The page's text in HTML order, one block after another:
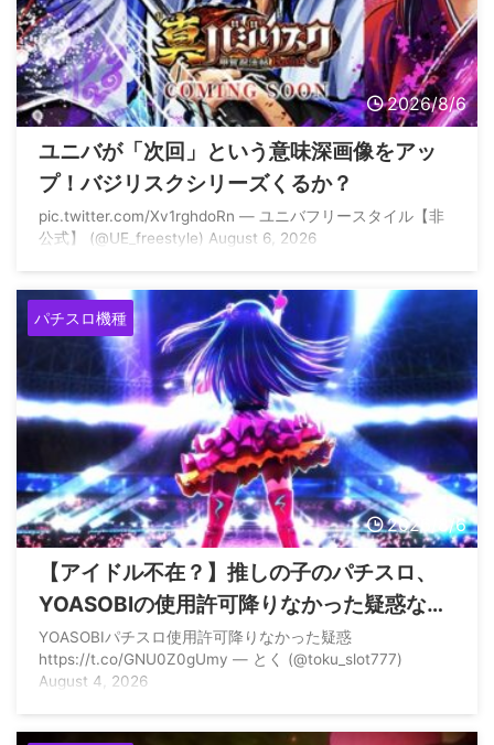
2026/8/6
ユニバが「次回」という意味深画像をアッ
プ！バジリスクシリーズくるか？
pic.twitter.com/Xv1rghdoRn — ユニバフリースタイル【非
公式】 (@UE_freestyle) August 6, 2026
パチスロ機種
2026/8/6
【アイドル不在？】推しの子のパチスロ、
YOASOBIの使用許可降りなかった疑惑ない
か？
YOASOBIパチスロ使用許可降りなかった疑惑
https://t.co/GNU0Z0gUmy — とく (@toku_slot777)
August 4, 2026